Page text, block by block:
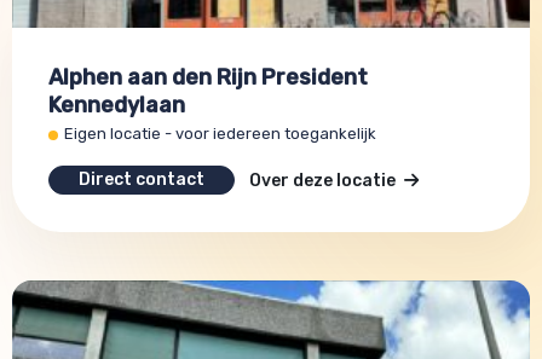
Alphen aan den Rijn President
Kennedylaan
Eigen locatie - voor iedereen toegankelijk
Direct contact Over deze locatie